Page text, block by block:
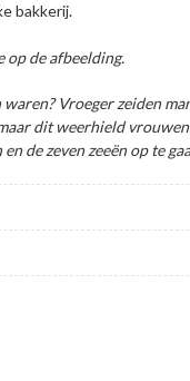
bakkerij.
op de afbeelding.
Vroeger zeiden
dit weerhield
de zeven zeeën op te